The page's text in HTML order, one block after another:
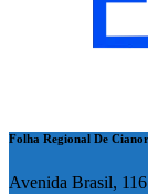
Folha Regional De
Avenida Brasil,